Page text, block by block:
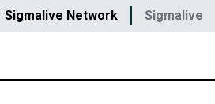
Sigmalive Network Sigmalive